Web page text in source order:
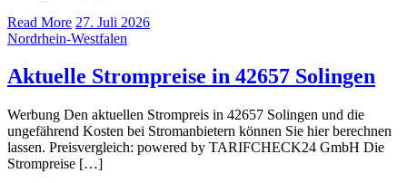
Read More 27. Juli 2026
Nordrhein-Westfalen
Aktuelle Strompreise in 42657 Solingen
Werbung Den aktuellen Strompreis in 42657 Solingen und die
ungefährend Kosten bei Stromanbietern können Sie hier berechnen
lassen. Preisvergleich: powered by TARIFCHECK24 GmbH Die
Strompreise […]